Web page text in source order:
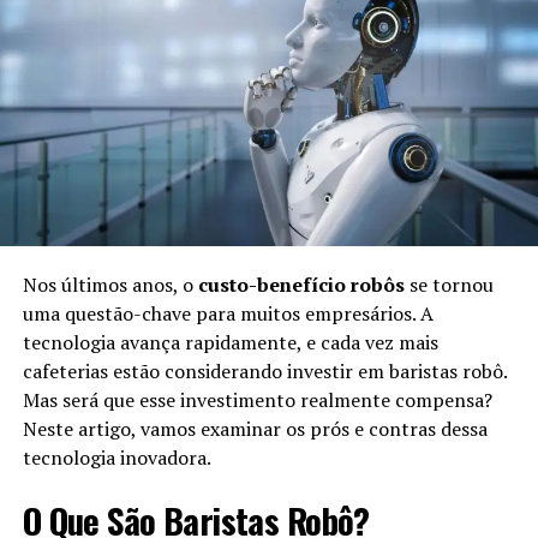
criar máquinas que pensassem como seres humanos. Ao
longo dos anos, várias etapas marcaram essa evolução,
Década de 1950:Criação dos primeiros
programas de IA para resolver problemas
matemáticos simples.
Década de 1980:
Desenvolvimento de sistemas
especialistas, focando na tomada de decisões em
áreas específicas.
Fim dos anos 2000:Avanços emmachine learning
edeep learning, permitindo que a IA aprendesse e
melhorasse com experiências.
Atualidade:
Integração da IA em diversas áreas,
como saúde, finanças e entretenimento.
Benefícios da Simbiose na Vida
Nos últimos anos, o custo-benefício robôsse tornou
uma questão-chave para muitos empresários. A
tecnologia avança rapidamente, e cada vez mais
cafeterias estão considerando investir em baristas robô.
Mas será que esse investimento realmente compensa?
Neste artigo, vamos examinar os prós e contras dessa
tecnologia inovadora.
O Que São Baristas Robô?